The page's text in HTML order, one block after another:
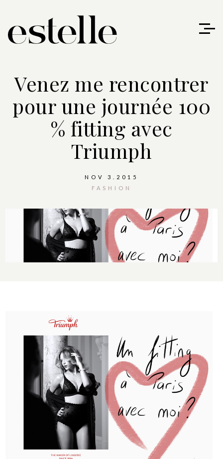
Venez me rencontrer
pour une journée 100
% fitting avec
Triumph
NOV 3.2015
FASHION